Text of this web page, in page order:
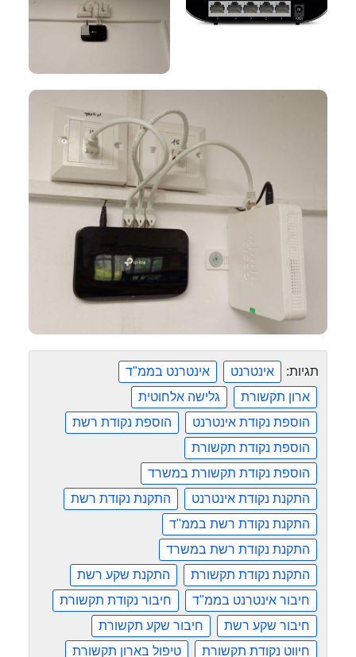
תגיות: אינטרנט
אינטרנט בממ"ד
ארון תקשורת
גלישה אלחוטית
הוספת נקודת אינטרנט
הוספת נקודת רשת
הוספת נקודת תקשורת
הוספת נקודת תקשורת במשרד
התקנת נקודת אינטרנט
התקנת נקודת רשת
התקנת נקודת רשת בממ"ד
התקנת נקודת רשת במשרד
התקנת נקודת תקשורת
התקנת שקע רשת
חיבור אינטרנט בממ"ד
חיבור נקודת תקשורת
חיבור שקע רשת
חיבור שקע תקשורת
חיווט נקודת תקשורת
טיפול בארון תקשורת